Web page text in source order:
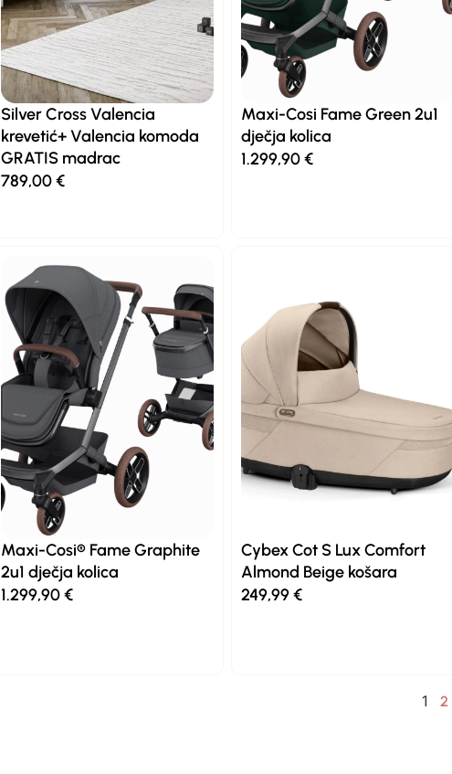
Silver Cross Valencia
krevetić+ Valencia komoda
GRATIS madrac
789,00€
Maxi-Cosi Fame Green 2u1
dječja kolica
1.299,90€
Maxi-Cosi® Fame Graphite
2u1 dječja kolica
1.299,90€
Cybex Cot S Lux Comfort
Almond Beige košara
249,99€
1 2